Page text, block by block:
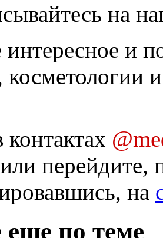
на
и
косметологии
перейдите,
на
по теме